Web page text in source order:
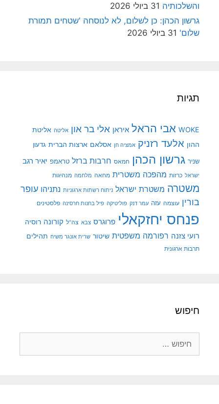
והשלכותיה 31 ביולי 2026
גרשון הכהן: כן לשלום, לא לנוסחה 'שטחים תמורת
שלום' 31 ביולי 2026
תגיות
WOKE אבי הראל איראן אלי בר און אליטה אליטת
ההון אלעד רזניק אמציה חן אסלאם ארצות הברית גדעון
שניר גרשון הכהן חמאס חרבות ברזל טראמפ יאיר רגב
ישראל כרזות מהפכה משטרית מחאה מלחמה מנהיגות
משטרה משטרת ישראל ניתוח רשתות ארגוניות נתניהו עופר
בורין עוצמה עזה עמר דנק פוליטיקה פיל בחנות חרסינה פלסטינים
פנחס יחזקאלי פרוגרס צבא צה"ל קורונה רוסיה
רועי צזנה רפורמה משפטית שיטור שרית אונגר משיח תהילים
תרבות ארגונית
חיפוש